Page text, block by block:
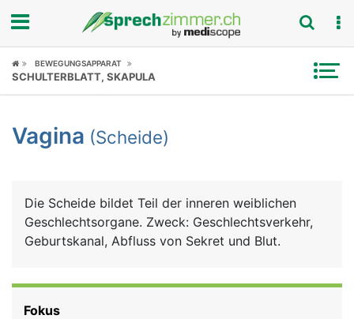
Fokus
Symptome
News
Rubriken
BEWEGUNGSAPPARAT
SCHULTERBLATT, SKAPULA
Vagina (Scheide)
Die Scheide bildet Teil der inneren weiblichen
Geschlechtsorgane. Zweck: Geschlechtsverkehr,
Geburtskanal, Abfluss von Sekret und Blut.
Fokus